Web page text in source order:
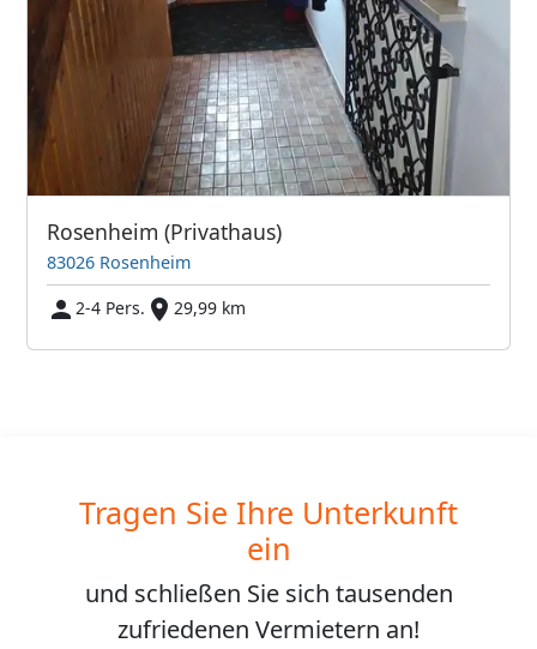
Rosenheim (Privathaus)
83026 Rosenheim
2-4 Pers.
29,99 km
Tragen Sie Ihre Unterkunft
ein
und schließen Sie sich tausenden
zufriedenen Vermietern an!